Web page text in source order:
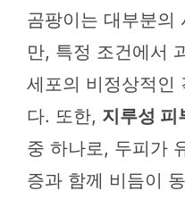
곰팡이는 대부분의
만, 특정 조건에서
세포의 비정상적인
다. 또한, 지루성 피
중 하나로, 두피가
증과 함께 비듬이